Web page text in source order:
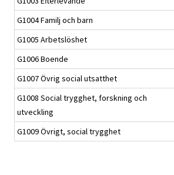
G1004 Familj och barn
G1005 Arbetslöshet
G1006 Boende
G1007 Övrig social utsatthet
G1008 Social trygghet, forskning och
utveckling
G1009 Övrigt, social trygghet